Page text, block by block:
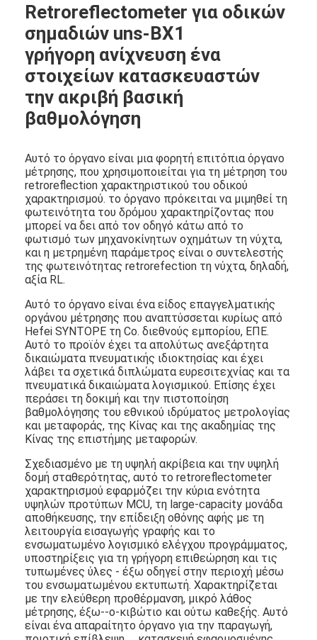
Σπίτι
Προϊόντα
Εκπομπή VR
Retroreflectometer για οδικών
σημαδιών uns-BX1
γρήγορη ανίχνευση ένα
στοιχείων κατασκευαστών
την ακριβή βασική
βαθμολόγηση
Αυτό το όργανο είναι μια φορητή επιτόπια όργανο
μέτρησης, που χρησιμοποιείται για τη μέτρηση του
retroreflection χαρακτηριστικού του οδικού
χαρακτηρισμού. το όργανο πρόκειται να μιμηθεί τη
φωτεινότητα τουδρόμου χαρακτηρίζοντας που
μπορεί να δει από τον οδηγό κάτω από το
φωτισμό των μηχανοκίνητων οχημάτων τη νύχτα,
και η μετρημένη παράμετρος είναι ο συντελεστής
της φωτεινότητας retrorefection τη νύχτα, δηλαδή,
αξία RL.
Αυτό το όργανο είναι ένα είδος επαγγελματικής
οργάνου μέτρησης που αναπτύσσεται κυρίως από
Hefei SYNTOPE τη Co. διεθνούς εμπορίου, ΕΠΕ.
Αυτό το προϊόν έχει τα απολύτως ανεξάρτητα
δικαιώματα πνευματικής ιδιοκτησίας και έχει
λάβει τα σχετικά διπλώματα ευρεσιτεχνίας και τα
πνευματικά δικαιώματα λογισμικού. Επίσης έχει
περάσει τη δοκιμή και την πιστοποίηση
βαθμολόγησης του εθνικού ιδρύματος μετρολογίας
και μεταφοράς, της Κίνας και της ακαδημίας της
Κίνας της επιστήμης μεταφορών.
Σχεδιασμένο με τη υψηλή ακρίβεια και την υψηλή
δομή σταθερότητας, αυτό το retroreflectometer
χαρακτηρισμού εφαρμόζει την κύρια ενότητα
υψηλών προτύπων MCU, τη large-capacity μονάδα
αποθήκευσης, την επίδειξη οθόνης αφής με τη
λειτουργία εισαγωγής γραφής και το
ενσωματωμένο λογισμικό ελέγχου προγράμματος,
υποστηρίξεις για τη γρήγορη επιθεώρηση και τις
τυπωμένες ύλες - έξω οδηγεί στην περιοχή μέσω
του ενσωματωμένου εκτυπωτή. Χαρακτηρίζεται
με την ελεύθερη προθέρμανση, μικρό λάθος
μέτρησης, έξω--ο-κιβώτιο και ούτω καθεξής. Αυτό
είναι ένα απαραίτητο όργανο για την παραγωγή,